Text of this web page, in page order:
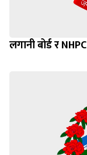
लगानी बोर्ड र